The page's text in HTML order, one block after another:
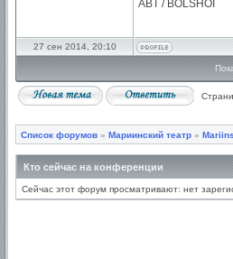
ABT / BOLSHOI
27 сен 2014, 20:10
Список форумов » Мариинский театр »
Кто сейчас на конференции
Сейчас этот форум просматривают: нет